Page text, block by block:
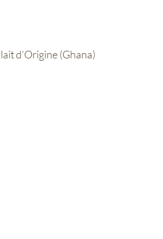
d’Origine (Ghana)